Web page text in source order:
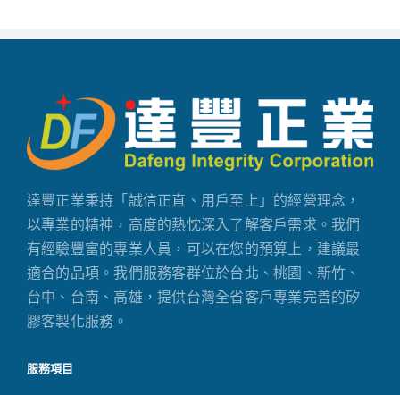
達豐正業秉持「誠信正直、用戶至上」的經營理念，
以專業的精神，高度的熱忱深入了解客戶需求。我們
有經驗豐富的專業人員，可以在您的預算上，建議最
適合的品項。我們服務客群位於台北、桃園、新竹、
台中、台南、高雄，提供台灣全省客戶專業完善的矽
膠客製化服務。
服務項目